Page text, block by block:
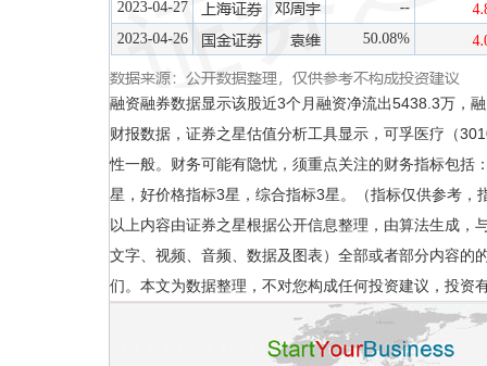
融资融券数据显示该股近3个月融资净流出5438.3万，
财报数据，证券之星估值分析工具显示，可孚医疗（
性一般。财务可能有隐忧，须重点关注的财务指标包括
星，好价格指标3星，综合指标3星。（指标仅供参考，
以上内容由证券之星根据公开信息整理，由算法生成
文字、视频、音频、数据及图表）全部或者部分内容的
们。本文为数据整理，不对您构成任何投资建议，投资